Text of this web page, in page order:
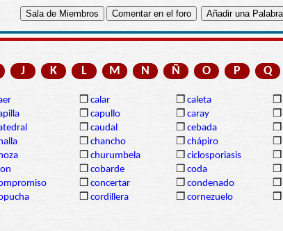
J K L M N Ñ O P Q
❒ calar ❒ caleta ❒
❒ capullo ❒ caray ❒
❒ caudal ❒ cebada ❒
❒ chancho ❒ chápiro ❒
❒ churumbela ❒ ciclosporiasis ❒
❒ cobarde ❒ coda ❒
❒ concertar ❒ condenado ❒
❒ cordillera ❒ cornezuelo ❒